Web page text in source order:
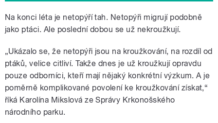
Na konci léta je netopýří tah. Netopýři migrují podobně
jako ptáci. Ale poslední dobou se už nekroužkují.
„Ukázalo se, že netopýři jsou na kroužkování, na rozdíl od
ptáků, velice citliví. Takže dnes je už kroužkují opravdu
pouze odborníci, kteří mají nějaký konkrétní výzkum. A je
poměrně komplikované povolení ke kroužkování získat,“
říká Karolína Mikslová ze Správy Krkonošského
národního parku.